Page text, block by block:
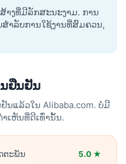
າງທີ່ມີລັກສະນະງາມ. ການ
ຳລັບການໃຊ້ງານທີ່ສົມຄວນ,
ຢືນຢັນ
ແລ້ວໃນ Alibaba.com. ບໍ່ມີ
ເຫັນທີ່ດີເທົ່ານັ້ນ.
ຕະພັນ
5.0 ★